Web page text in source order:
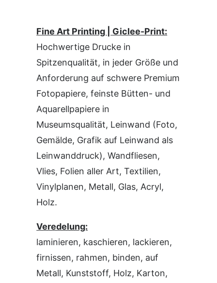
Fine Art Printing | Giclee-Print:
Hochwertige Drucke in
Spitzenqualität, in jeder Größe und
Anforderung auf schwere Premium
Fotopapiere, feinste Bütten- und
Aquarellpapiere in
Museumsqualität, Leinwand (Foto,
Gemälde, Grafik auf Leinwand als
Leinwanddruck), Wandfliesen,
Vlies, Folien aller Art, Textilien,
Vinylplanen, Metall, Glas, Acryl,
Holz.
Veredelung:
laminieren, kaschieren, lackieren,
firnissen, rahmen, binden, auf
Metall, Kunststoff, Holz, Karton,